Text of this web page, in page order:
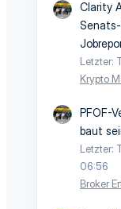
Clarity
Letzter:
Krypto
PFOF-
baut
Letzter:
06:56
Broker